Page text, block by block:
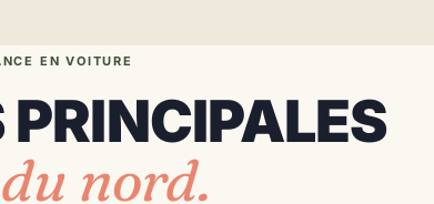
EN VOITURE
PRINCIPALES
nord.